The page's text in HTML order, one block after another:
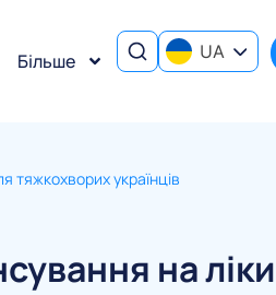
Більше UA
тяжкохворих українців
на